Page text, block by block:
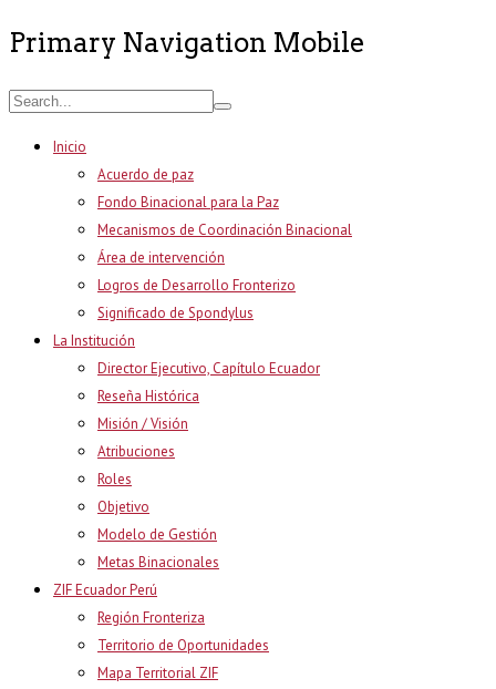
Primary Navigation Mobile
Inicio
Acuerdo de paz
Fondo Binacional para la Paz
Mecanismos de Coordinación Binacional
Área de intervención
Logros de Desarrollo Fronterizo
Significado de Spondylus
La Institución
Director Ejecutivo, Capítulo Ecuador
Reseña Histórica
Misión / Visión
Atribuciones
Roles
Objetivo
Modelo de Gestión
Metas Binacionales
ZIF Ecuador Perú
Región Fronteriza
Territorio de Oportunidades
Mapa Territorial ZIF